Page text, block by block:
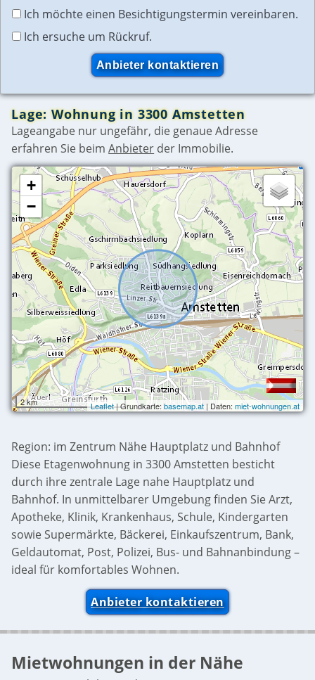
Ich möchte einen Besichtigungstermin vereinbaren.
Ich ersuche um Rückruf.
Lage: Wohnung in 3300 Amstetten
Lageangabe nur ungefähr, die genaue Adresse
erfahren Sie beimAnbieter der Immobilie.
+
−
2 km Leaflet| Grundkarte:basemap.at| Daten: miet-wohnungen.at
Region: im Zentrum Nähe Hauptplatz und Bahnhof
Diese Etagenwohnung in 3300 Amstetten besticht
durch ihre zentrale Lage nahe Hauptplatz und
Bahnhof. In unmittelbarer Umgebung finden Sie Arzt,
Apotheke, Klinik, Krankenhaus, Schule, Kindergarten
sowie Supermärkte, Bäckerei, Einkaufszentrum, Bank,
Geldautomat, Post, Polizei, Bus- und Bahnanbindung –
ideal für komfortables Wohnen.
Anbieter kontaktieren
Mietwohnungen in der Nähe